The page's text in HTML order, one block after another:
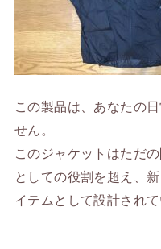
この製品は、あなたの
せん。
このジャケットはただ
としての役割を超え、
イテムとして設計されて